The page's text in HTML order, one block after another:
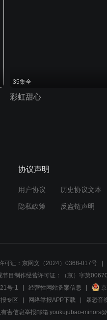
35集全
彩虹甜心
协议声明
用户协议 历史协议文本
隐私政策 反盗链声明
可证：京网文（2024）0368-017号
节目制作经营许可证：（京）字第
号-1 经营性网站备案信息
专区 网络举报APP下载 暴恐音
有害信息举报邮箱:youkujubao-